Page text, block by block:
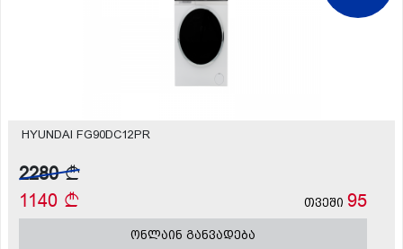
HYUNDAI FG90DC12PR
2280
1140
თვეში 95
ონლაინ განვადება